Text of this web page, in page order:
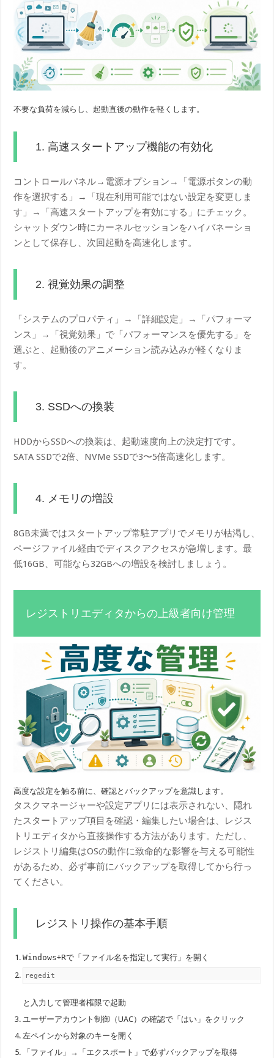
不要な負荷を減らし、起動直後の動作を軽くします。
1. 高速スタートアップ機能の有効化
コントロールパネル→電源オプション→「電源ボタンの動
作を選択する」→「現在利用可能ではない設定を変更しま
す」→「高速スタートアップを有効にする」にチェック。
シャットダウン時にカーネルセッションをハイバネーショ
ンとして保存し、次回起動を高速化します。
2. 視覚効果の調整
「システムのプロパティ」→「詳細設定」→「パフォーマ
ンス」→「視覚効果」で「パフォーマンスを優先する」を
選ぶと、起動後のアニメーション読み込みが軽くなりま
す。
3. SSDへの換装
HDDからSSDへの換装は、起動速度向上の決定打です。
SATA SSDで2倍、NVMe SSDで3〜5倍高速化します。
4. メモリの増設
8GB未満ではスタートアップ常駐アプリでメモリが枯渇し、
ページファイル経由でディスクアクセスが急増します。最
低16GB、可能なら32GBへの増設を検討しましょう。
レジストリエディタからの上級者向け管理
高度な設定を触る前に、確認とバックアップを意識します。
タスクマネージャーや設定アプリには表示されない、隠れ
たスタートアップ項目を確認・編集したい場合は、レジス
トリエディタから直接操作する方法があります。ただし、
レジストリ編集はOSの動作に致命的な影響を与える可能性
があるため、必ず事前にバックアップを取得してから行っ
てください。
レジストリ操作の基本手順
Windows+Rで「ファイル名を指定して実行」を開く
regedit
と入力して管理者権限で起動
ユーザーアカウント制御（UAC）の確認で「はい」をクリック
左ペインから対象のキーを開く
「ファイル」→「エクスポート」で必ずバックアップを取得